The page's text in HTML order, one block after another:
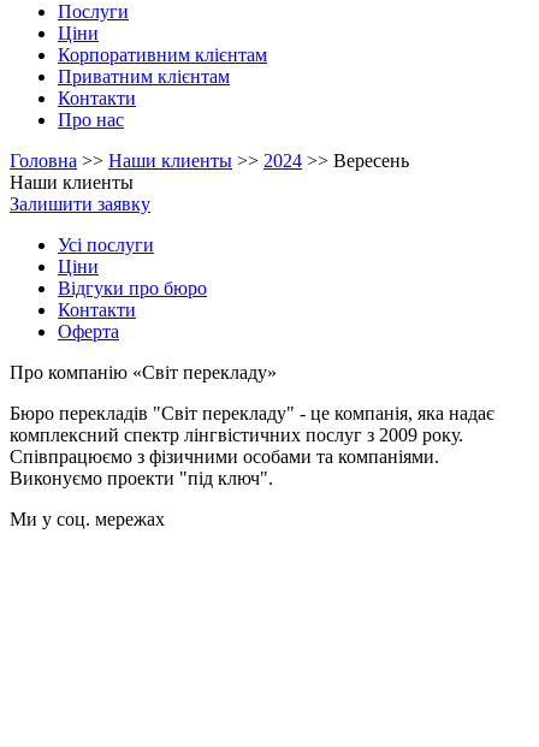
Послуги
Ціни
Корпоративним клієнтам
Приватним клієнтам
Контакти
Про нас
Головна >> Наши клиенты >> 2024 >> Вересень
Наши клиенты
Залишити заявку
Усі послуги
Ціни
Відгуки про бюро
Контакти
Оферта
Про компанію «Світ перекладу»
Бюро перекладів "Світ перекладу" - це компанія, яка надає
комплексний спектр лінгвістичних послуг з 2009 року.
Співпрацюємо з фізичними особами та компаніями.
Виконуємо проекти "під ключ".
Ми у соц. мережах